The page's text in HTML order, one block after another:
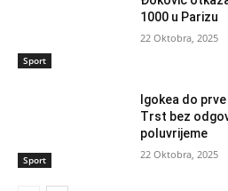
Sport
1000 u Parizu
22 Oktobra, 2025
Sport
Igokea do
Trst bez
poluvrijeme
22 Oktobra, 2025